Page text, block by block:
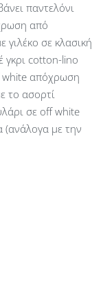
παντελόνι
από
σε κλασική
γκρι cotton-lino
white απόχρωση
το ασορτί
σε off white
(ανάλογα με την